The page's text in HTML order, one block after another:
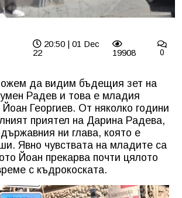
20:50 | 01 Dec
22
19908 0
да видим бъдещия зет на
Радев и това е младия
Георгиев. От няколко години
приятел на Дарина Радева,
ни глава, която е
Явно чувствата на младите са
Йоан прекарва почти цялото
с къдрокоската.